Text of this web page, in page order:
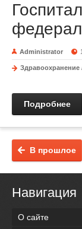
Administrator
Здравоохранение
Подробнее
В прошлое
Навигация
О сайте